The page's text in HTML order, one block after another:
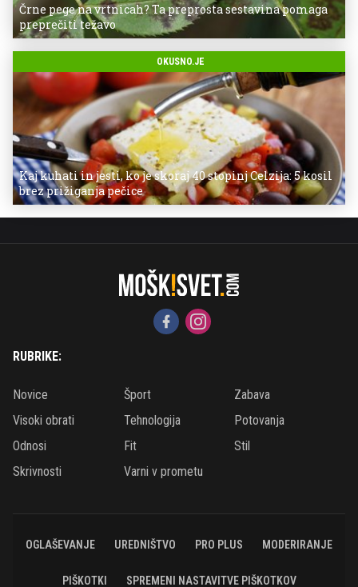
Črne pege na vrtnicah? Ta preprosta sestavina pomaga
preprečiti težavo
OKUSNO.JE
Kaj kuhati in jesti, ko je skoraj 40 stopinj Celzija: 5 kosil
brez prižiganja pečice
RUBRIKE:
Novice Šport
Zabava
Visoki obrati
Tehnologija
Potovanja
Odnosi
Fit
Stil
Skrivnosti
Varni v prometu
OGLAŠEVANJE UREDNIŠTVO PRO PLUS MODERIRANJE
PIŠKOTKI SPREMENI NASTAVITVE PIŠKOTKOV